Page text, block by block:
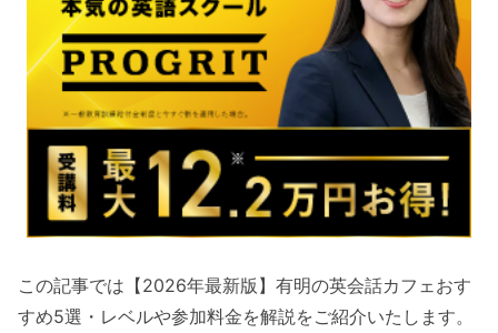
この記事では【2026年最新版】有明の英会話カフェおす
すめ5選・レベルや参加料金を解説をご紹介いたします。